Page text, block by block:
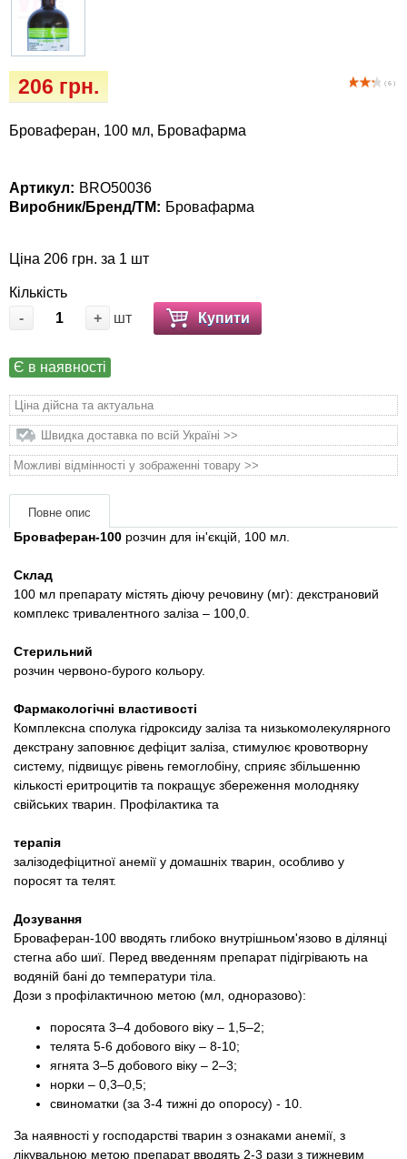
( 6 )
206 грн.
Броваферан, 100 мл, Бровафарма
Артикул: BRO50036
Виробник/Бренд/ТМ: Бровафарма
Ціна 206 грн. за 1 шт
Кількість
-
+ шт Купити
Є в наявності
Ціна дійсна та актуальна
Швидка доставка по всій Україні >>
Можливі відмінності у зображенні товару >>
Повне опис
Броваферан-100 розчин для ін'єкцій, 100 мл.
Склад
100 мл препарату містять діючу речовину (мг): декстрановий
комплекс тривалентного заліза – 100,0.
Стерильний
розчин червоно-бурого кольору.
Фармакологічні властивості
Комплексна сполука гідроксиду заліза та низькомолекулярного
декстрану заповнює дефіцит заліза, стимулює кровотворну
систему, підвищує рівень гемоглобіну, сприяє збільшенню
кількості еритроцитів та покращує збереження молодняку ​​
свійських тварин. Профілактика та
терапія
залізодефіцитної анемії у домашніх тварин, особливо у
поросят та телят.
Дозування
Броваферан-100 вводять глибоко внутрішньом'язово в ділянці
стегна або шиї. Перед введенням препарат підігрівають на
водяній бані до температури тіла.
Дози з профілактичною метою (мл, одноразово):
поросята 3–4 добового віку – 1,5–2;
телята 5-6 добового віку – 8-10;
ягнята 3–5 добового віку – 2–3;
норки – 0,3–0,5;
свиноматки (за 3-4 тижні до опоросу) - 10.
За наявності у господарстві тварин з ознаками анемії, з
лікувальною метою препарат вводять 2-3 рази з тижневим
Ласощі та корми
собак
Лежаки, будиночки, охолоджуючи
Одяг та взуття
Перенесення, сумки, клітини
Післяопераційні засоби та витратні
матеріали
Подарункові сертифікати
Товари для голубів
Товари для гризунів
Товари для коней
Хозряд - господарчі товари оптом
Популярні зоотоварі